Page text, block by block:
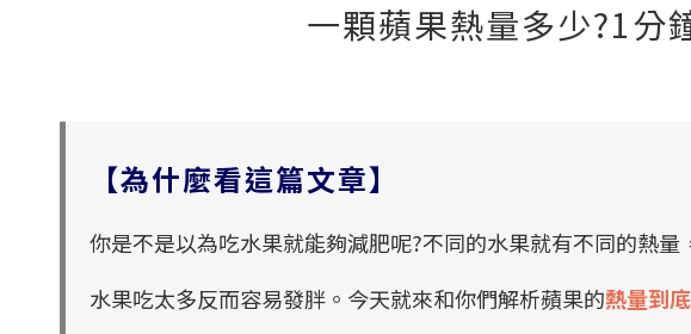
一顆蘋果熱量多少?1分
【為什麼看這篇文章】
你是不是以為吃水果就能夠減肥呢?不同的水果就有不同的熱
水果吃太多反而容易發胖。今天就來和你們解析蘋果的熱量到